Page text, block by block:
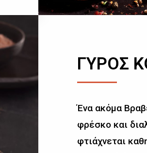
ΓΥΡΟΣ
Ένα ακόμα
φρέσκο και
φτιάχνεται